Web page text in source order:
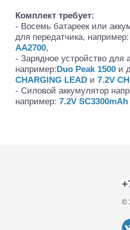
Комплект требует:
- Восемь батареек или
для передатчика,
AA2700,
- Зарядное устройство для
например: Duo Peak 1500 и
CHARGING LEAD и 7.2V
- Силовой аккумулятор
например: 7.2V SC3300mAh
©